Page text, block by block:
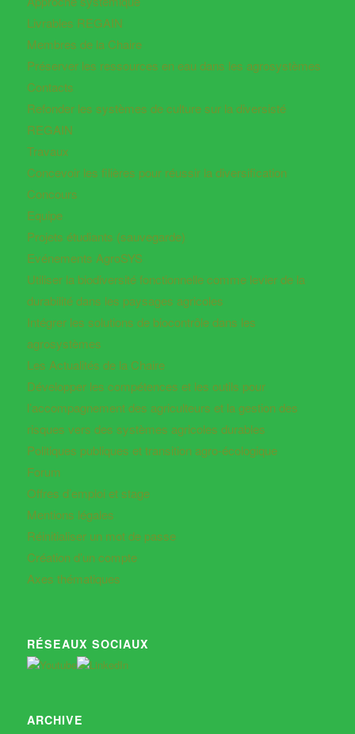
Livrables REGAIN
Membres de la Chaire
Préserver les ressources en eau dans les agrosystèmes
Contacts
Refonder les systèmes de culture sur la diversisté
REGAIN
Travaux
Concevoir les filières pour réussir la diversification
Concours
Equipe
Projets étudiants (sauvegarde)
Evénements AgroSYS
Utiliser la biodiversité fonctionnelle comme levier de la
durabilité dans les paysages agricoles
Intégrer les solutions de biocontrôle dans les
agrosystèmes
Les Actualités de la Chaire
Développer les compétences et les outils pour
l’accompagnement des agriculteurs et la gestion des
risques vers des systèmes agricoles durables
Politiques publiques et transition agro-écologique
Forum
Offres d’emploi et stage
Mentions légales
Réinitialiser un mot de passe
Création d’un compte
Axes thématiques
RÉSEAUX SOCIAUX
ARCHIVE